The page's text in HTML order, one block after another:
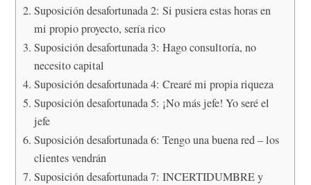
Suposición desafortunada 2: Si pusiera estas horas en
mi propio proyecto, sería rico
Suposición desafortunada 3: Hago consultoría, no
necesito capital
Suposición desafortunada 4: Crearé mi propia riqueza
Suposición desafortunada 5: ¡No más jefe! Yo seré el
jefe
Suposición desafortunada 6: Tengo una buena red – los
clientes vendrán
Suposición desafortunada 7: INCERTIDUMBRE y